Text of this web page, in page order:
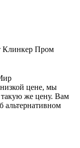
Клинкер Пром
цене, мы
же цену. Вам
альтернативном